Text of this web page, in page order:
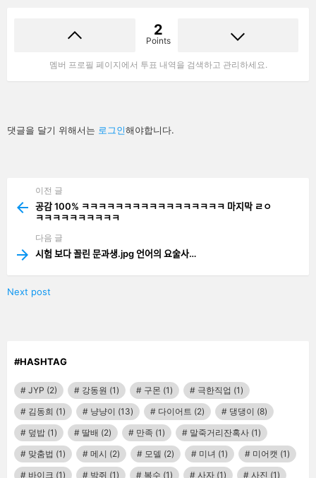
2
Points
멤버 프로필 페이지에서 투표 내역을 검색하고 관리하세요.
답
글
댓글을 달기 위해서는 로그인해야합니다.
more
이전 글
공감 100% ㅋㅋㅋㅋㅋㅋㅋㅋㅋㅋㅋㅋㅋㅋㅋㅋㅋ 마지막 ㄹㅇ
ㅋㅋㅋㅋㅋㅋㅋㅋㅋㅋ
다음 글
시험 보다 꼴린 문과생.jpg 언어의 요술사…
Next post
#HASHTAG
JYP (2) 강동원 (1) 구몬 (1) 극한직업 (1)
김동희 (1) 냥냥이 (13) 다이어트 (2) 댕댕이 (8)
덮밥 (1) 딸배 (2) 만족 (1) 말죽거리잔혹사 (1)
맞춤법 (1) 메시 (2) 모델 (2) 미녀 (1) 미어캣 (1)
바이크 (1) 박쥐 (1) 복수 (1) 사자 (1) 사진 (1)